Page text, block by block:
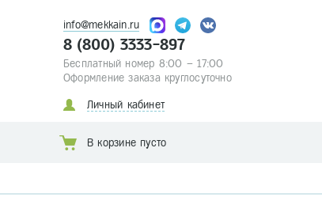
info@mekkain.ru
8 (800) 3333-897
Бесплатный номер 8:00 – 17:00
Оформление заказа круглосуточно
Личный кабинет
В корзине пусто